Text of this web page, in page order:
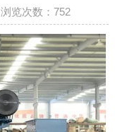
览次数：752